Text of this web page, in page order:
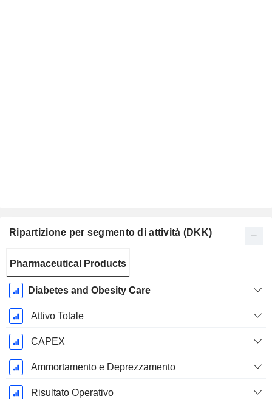
Ripartizione per segmento di attività (DKK)
Fiscale:
Dicembre
Pharmaceutical Products
Diabetes and Obesity Care
Attivo Totale
CAPEX
Ammortamento e Deprezzamento
Risultato Operativo